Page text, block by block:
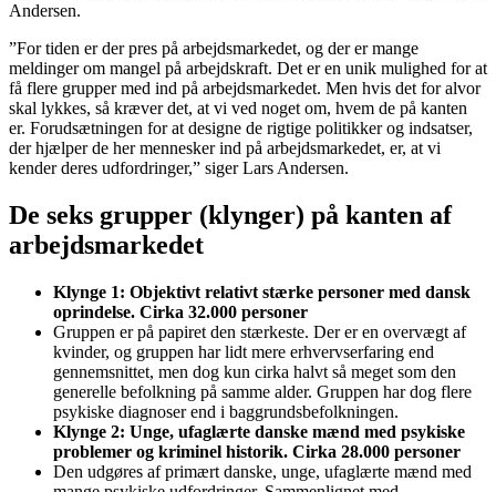
Andersen.
”For tiden er der pres på arbejdsmarkedet, og der er mange
meldinger om mangel på arbejdskraft. Det er en unik mulighed for at
få flere grupper med ind på arbejdsmarkedet. Men hvis det for alvor
skal lykkes, så kræver det, at vi ved noget om, hvem de på kanten
er. Forudsætningen for at designe de rigtige politikker og indsatser,
der hjælper de her mennesker ind på arbejdsmarkedet, er, at vi
kender deres udfordringer,” siger Lars Andersen.
De seks grupper (klynger) på kanten af
arbejdsmarkedet
Klynge 1: Objektivt relativt stærke personer med dansk
oprindelse. Cirka 32.000 personer
Gruppen er på papiret den stærkeste. Der er en overvægt af
kvinder, og gruppen har lidt mere erhvervserfaring end
gennemsnittet, men dog kun cirka halvt så meget som den
generelle befolkning på samme alder. Gruppen har dog flere
psykiske diagnoser end i baggrundsbefolkningen.
Klynge 2: Unge, ufaglærte danske mænd med psykiske
problemer og kriminel historik. Cirka 28.000 personer
Den udgøres af primært danske, unge, ufaglærte mænd med